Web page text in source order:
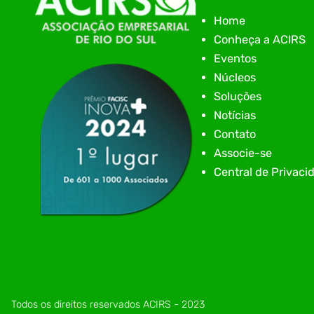
Alto Vale, o Núcleo de Tecnologia da Informação
(NIAVI), Polo ACATE-ACIRS, realiza a edição
2026 do Workshop NIAVI. O evento foi
estruturado em uma trilha estratégica dividida
em três encontros práticos ao longo dos meses
de setembro e outubro,…
Home
Conheça a ACIRS
Eventos
Núcleos
Soluções
Notícias
Contato
Associe-se
Central de
Todos os direitos reservados ACIRS - 2023